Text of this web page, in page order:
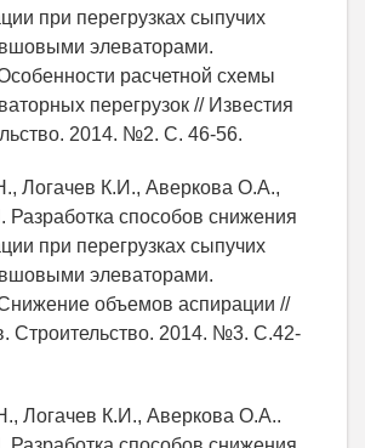
при перегрузках сыпучих
элеваторами.
расчетной схемы
перегрузок // Известия
2014. №2. С. 46-56.
Логачев К.И., Аверкова О.А.,
способов снижения
при перегрузках сыпучих
элеваторами.
объемов аспирации //
Строительство. 2014. №3. С.42-
Логачев К.И., Аверкова О.А..